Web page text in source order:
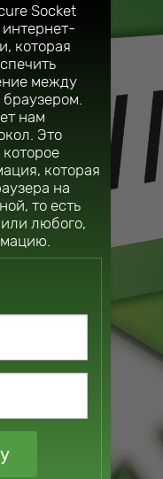
Socket
которая
между
нам
Это
которая
на
то есть
любого,